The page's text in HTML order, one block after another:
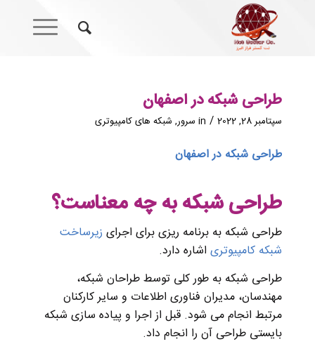
طراحی شبکه در اصفهان
سپتامبر 28, 2022 /
in سرور, شبکه های کامپیوتری
طراحی شبکه در اصفهان
طراحی شبکه به چه معناست؟
طراحی شبکه به برنامه ریزی برای اجرای زیرساخت
شبکه کامپیوتری اشاره دارد.
طراحی شبکه به طور کلی توسط طراحان شبکه،
مهندسان، مدیران فناوری اطلاعات و سایر کارکنان
مرتبط انجام می شود. قبل از اجرا و پیاده سازی شبکه
بایستی طراحی آن را انجام داد.